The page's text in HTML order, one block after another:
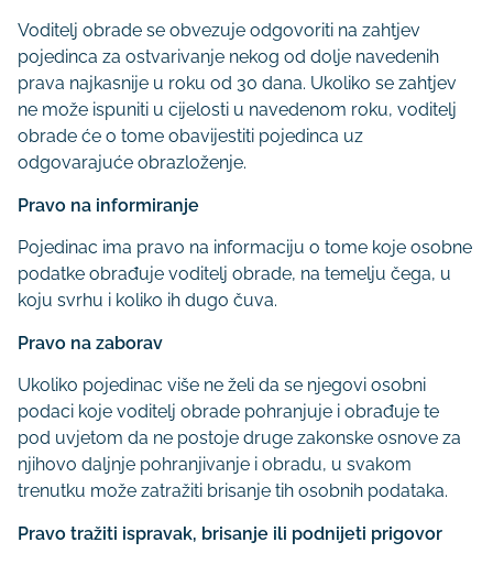
Voditelj obrade se obvezuje odgovoriti na zahtjev
pojedinca za ostvarivanje nekog od dolje navedenih
prava najkasnije u roku od 30 dana. Ukoliko se zahtjev
ne može ispuniti u cijelosti u navedenom roku, voditelj
obrade će o tome obavijestiti pojedinca uz
odgovarajuće obrazloženje.
Pravo na informiranje
Pojedinac ima pravo na informaciju o tome koje osobne
podatke obrađuje voditelj obrade, na temelju čega, u
koju svrhu i koliko ih dugo čuva.
Pravo na zaborav
Ukoliko pojedinac više ne želi da se njegovi osobni
podaci koje voditelj obrade pohranjuje i obrađuje te
pod uvjetom da ne postoje druge zakonske osnove za
njihovo daljnje pohranjivanje i obradu, u svakom
trenutku može zatražiti brisanje tih osobnih podataka.
Pravo tražiti ispravak, brisanje ili podnijeti prigovor